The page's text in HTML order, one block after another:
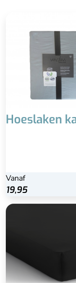
Hoeslaken
Vanaf
19,95